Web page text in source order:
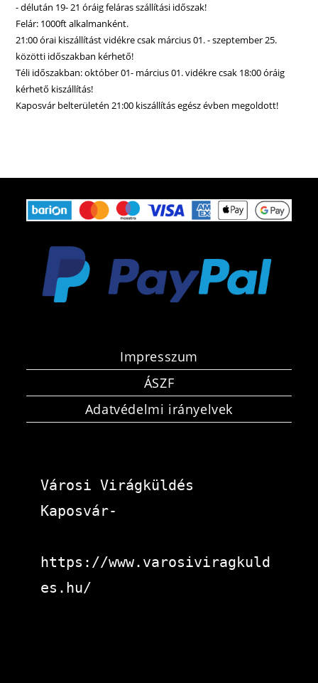
- délután 19- 21 óráig feláras szállítási időszak!
Felár: 1000ft alkalmanként.
21:00 órai kiszállítást vidékre csak március 01. - szeptember 25.
közötti időszakban kérhető!
Téli időszakban: október 01- március 01. vidékre csak 18:00 óráig
kérhető kiszállítás!
Kaposvár belterületén 21:00 kiszállítás egész évben megoldott!
Impresszum
ÁSZF
Adatvédelmi irányelvek
Városi Virágküldés
Kaposvár-
https://www.varosiviragkuld
es.hu/